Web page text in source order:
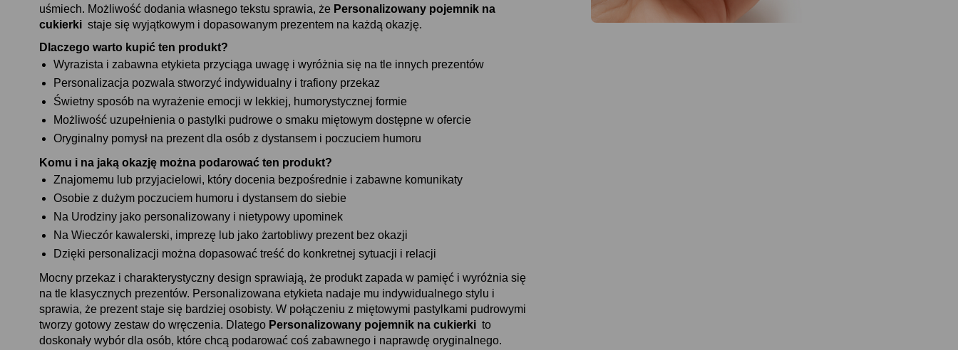
uśmiech. Możliwość dodania własnego tekstu sprawia, że Personalizowany pojemnik na
cukierki staje się wyjątkowym i dopasowanym prezentem na każdą okazję.
Dlaczego warto kupić ten produkt
Wyrazista i zabawna etykieta przyciąga uwagę i wyróżnia się na tle innych prezentów
Personalizacja pozwala stworzyć indywidualny i trafiony przekaz
Świetny sposób na wyrażenie emocji w lekkiej, humorystycznej formie
Możliwość uzupełnienia o pastylki pudrowe o smaku miętowym dostępne w ofercie
Oryginalny pomysł na prezent dla osób z dystansem i poczuciem humoru
Komu i na jaką okazję można podarować ten produkt
Znajomemu lub przyjacielowi, który docenia bezpośrednie i zabawne komunikaty
Osobie z dużym poczuciem humoru i dystansem do siebie
Na Urodziny jako personalizowany i nietypowy upominek
Na Wieczór kawalerski, imprezę lub jako żartobliwy prezent bez okazji
Dzięki personalizacji można dopasować treść do konkretnej sytuacji i relacji
Mocny przekaz i charakterystyczny design sprawiają, że produkt zapada w pamięć i wyróżnia się
na tle klasycznych prezentów. Personalizowana etykieta nadaje mu indywidualnego stylu i
sprawia, że prezent staje się bardziej osobisty. W połączeniu z miętowymi pastylkami pudrowymi
tworzy gotowy zestaw do wręczenia. Dlatego Personalizowany pojemnik na cukierki to
doskonały wybór dla osób, które chcą podarować coś zabawnego i naprawdę oryginalnego.